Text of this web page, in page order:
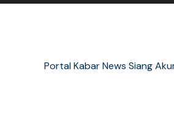
Portal Kabar News Siang